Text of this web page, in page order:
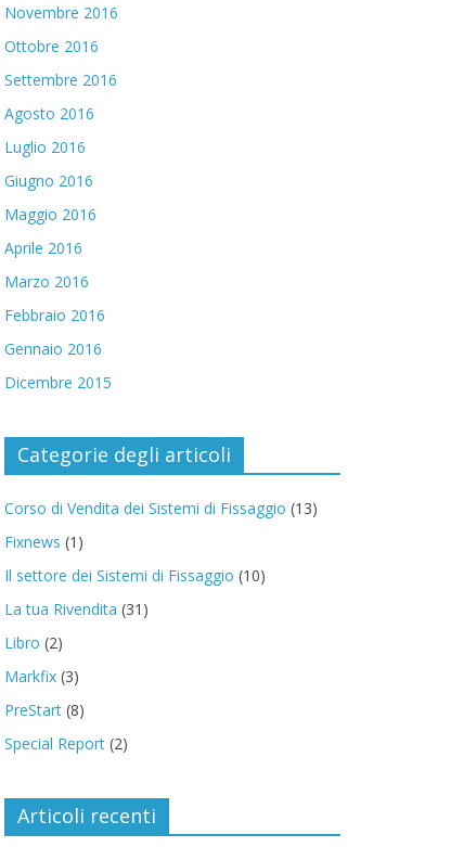
Novembre 2016
Ottobre 2016
Settembre 2016
Agosto 2016
Luglio 2016
Giugno 2016
Maggio 2016
Aprile 2016
Marzo 2016
Febbraio 2016
Gennaio 2016
Dicembre 2015
Categorie degli articoli
Corso di Vendita dei Sistemi di Fissaggio (13)
Fixnews (1)
Il settore dei Sistemi di Fissaggio (10)
La tua Rivendita (31)
Libro (2)
Markfix (3)
PreStart (8)
Special Report (2)
Articoli recenti